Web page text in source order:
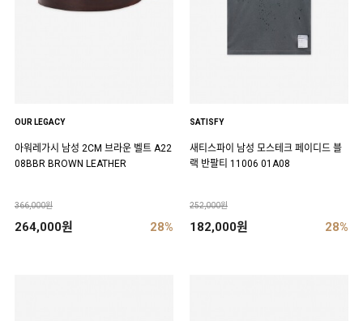
OUR LEGACY
아워레가시 남성 2CM 브라운 벨트 A22
08BBR BROWN LEATHER
366,000원
264,000원 28%
SATISFY
새티스파이 남성 모스테크 페이디드 블
랙 반팔티 11006 01A08
252,000원
182,000원 28%